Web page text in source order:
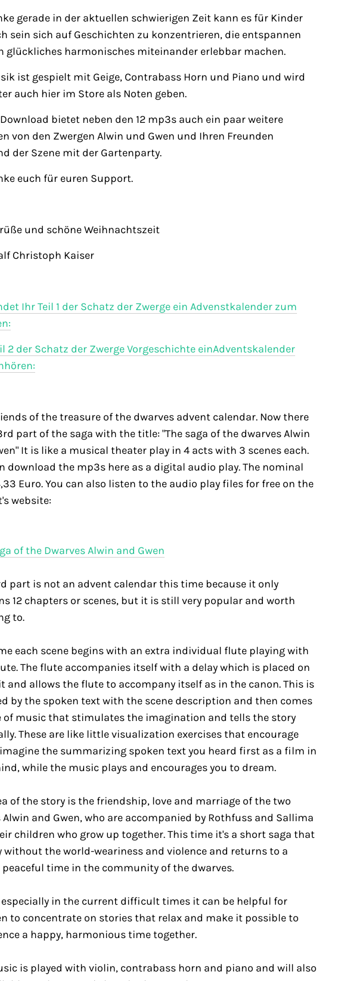
gerade in der aktuellen schwierigen Zeit kann es für Kinder
sein sich auf Geschichten zu konzentrieren, die entspannen
glückliches harmonisches miteinander erlebbar machen.
ist gespielt mit Geige, Contrabass Horn und Piano und wird
auch hier im Store als Noten geben.
bietet neben den 12 mp3s auch ein paar weitere
von den Zwergen Alwin und Gwen und Ihren Freunden
der Szene mit der Gartenparty.
euch für euren Support.
und schöne Weihnachtszeit
Christoph Kaiser
Ihr Teil 1 der Schatz der Zwerge ein Advenstkalender zum
2 der Schatz der Zwerge Vorgeschichte einAdventskalender
of the treasure of the dwarves advent calendar. Now there
part of the saga with the title: "The saga of the dwarves Alwin
It is like a musical theater play in 4 acts with 3 scenes each.
download the mp3s here as a digital audio play. The nominal
Euro. You can also listen to the audio play files for free on the
website:
of the Dwarves Alwin and Gwen
part is not an advent calendar this time because it only
12 chapters or scenes, but it is still very popular and worth
to.
each scene begins with an extra individual flute playing with
The flute accompanies itself with a delay which is placed on
and allows the flute to accompany itself as in the canon. This is
by the spoken text with the scene description and then comes
of music that stimulates the imagination and tells the story
These are like little visualization exercises that encourage
the summarizing spoken text you heard first as a film in
while the music plays and encourages you to dream.
of the story is the friendship, love and marriage of the two
and Gwen, who are accompanied by Rothfuss and Sallima
children who grow up together. This time it's a short saga that
without the world-weariness and violence and returns to a
peaceful time in the community of the dwarves.
in the current difficult times it can be helpful for
to concentrate on stories that relax and make it possible to
a happy, harmonious time together.
is played with violin, contrabass horn and piano and will also